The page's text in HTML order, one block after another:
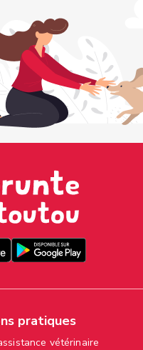
pratiques
vétérinaire